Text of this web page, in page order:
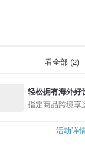
媒材小物。
的乐趣。
间的碰撞产生新的灵
。
看全部 (2)
轻松拥有海外好
指定商品跨境享
活动详